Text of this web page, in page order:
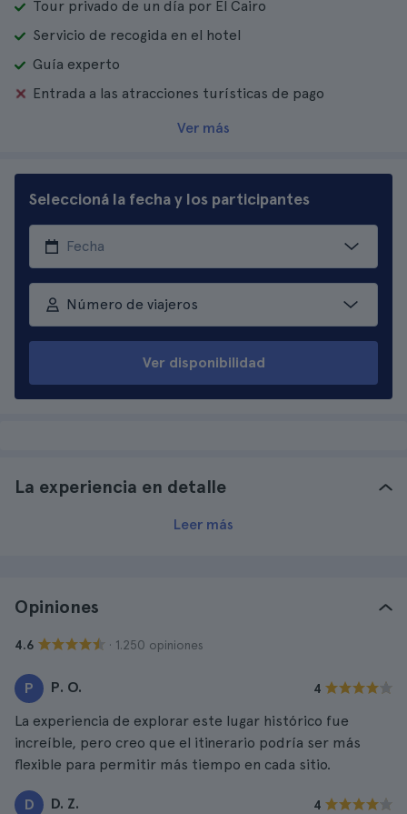
Tour privado de un día por El Cairo
Servicio de recogida en el hotel
Guía experto
Entrada a las atracciones turísticas de pago
Ver más
Seleccioná la fecha y los participantes
Número de viajeros
Ver disponibilidad
La experiencia en detalle
Leer más
Opiniones
4.6 · 1.250 opiniones
P P. O. 4
La experiencia de explorar este lugar histórico fue
increíble, pero creo que el itinerario podría ser más
flexible para permitir más tiempo en cada sitio.
D D. Z. 4